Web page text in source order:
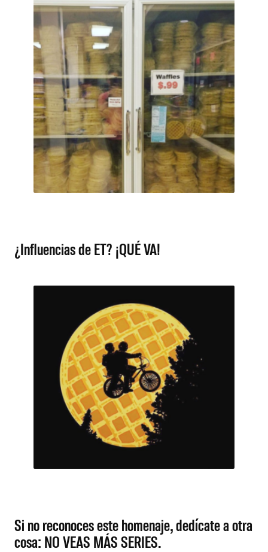
¿Influencias de ET? ¡QUÉ VA!
Si no reconoces este homenaje, dedícate a otra
cosa: NO VEAS MÁS SERIES.